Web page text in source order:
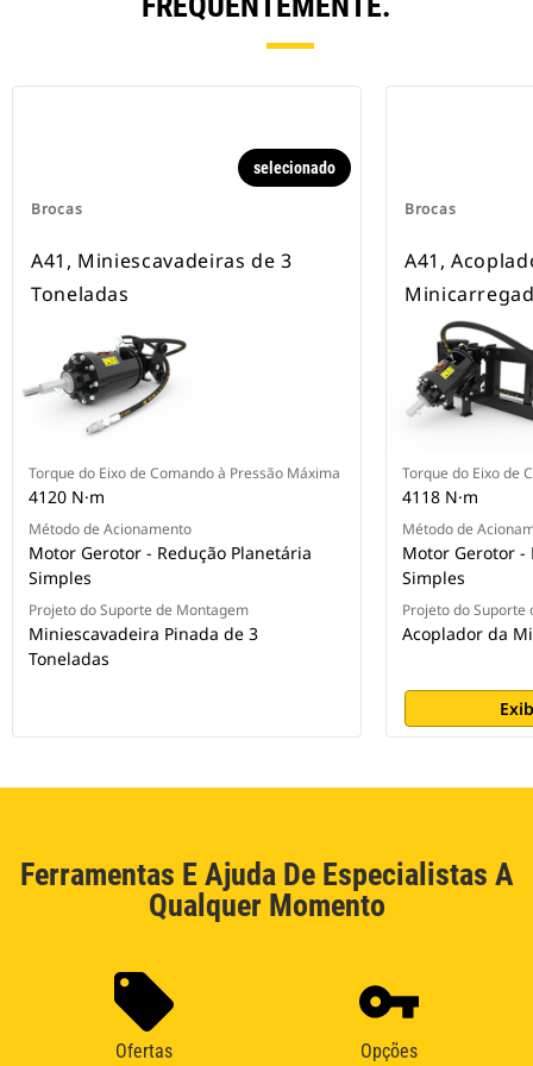
Brocas
selecionado
A41, Miniescavadeiras de 3
Toneladas
Torque do Eixo de Comando à Pressão Máxima
4120 N·m
Método de Acionamento
Motor Gerotor - Redução Planetária
Simples
Projeto do Suporte de Montagem
Miniescavadeira Pinada de 3
Toneladas
Brocas
A41,
Torque do Eixo de
4118 N·m
Método de
Motor Gerotor -
Simples
Projeto do Suporte
Acoplador da
Ferramentas E Ajuda De Especialistas A
Qualquer Momento
Ofertas
Opções